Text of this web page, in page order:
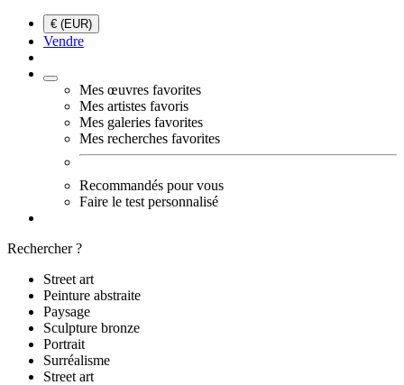
€ (EUR)
Vendre
Mes œuvres favorites
Mes artistes favoris
Mes galeries favorites
Mes recherches favorites
Recommandés pour vous
Faire le test personnalisé
Rechercher ?
Street art
Peinture abstraite
Paysage
Sculpture bronze
Portrait
Surréalisme
Street art